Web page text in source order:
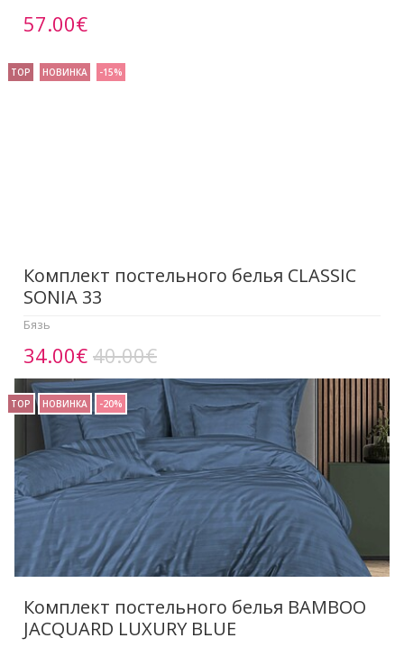
57.00€
TOP НОВИНКА -15%
Комплект постельного белья CLASSIC
SONIA 33
Бязь
34.00€40.00€
TOP НОВИНКА -20%
Комплект постельного белья BAMBOO
JACQUARD LUXURY BLUE